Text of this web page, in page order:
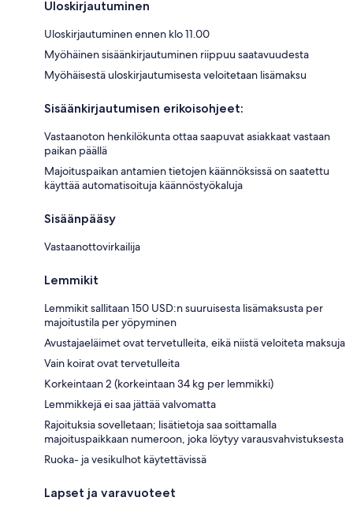
Uloskirjautuminen
Uloskirjautuminen ennen klo 11.00
Myöhäinen sisäänkirjautuminen riippuu saatavuudesta
Myöhäisestä uloskirjautumisesta veloitetaan lisämaksu
Sisäänkirjautumisen erikoisohjeet:
Vastaanoton henkilökunta ottaa saapuvat asiakkaat vastaan
paikan päällä
Majoituspaikan antamien tietojen käännöksissä on saatettu
käyttää automatisoituja käännöstyökaluja
Sisäänpääsy
Vastaanottovirkailija
Lemmikit
Lemmikit sallitaan 150 USD:n suuruisesta lisämaksusta per
majoitustila per yöpyminen
Avustajaeläimet ovat tervetulleita, eikä niistä veloiteta maksuja
Vain koirat ovat tervetulleita
Korkeintaan 2 (korkeintaan 34 kg per lemmikki)
Lemmikkejä ei saa jättää valvomatta
Rajoituksia sovelletaan; lisätietoja saa soittamalla
majoituspaikkaan numeroon, joka löytyy varausvahvistuksesta
Ruoka- ja vesikulhot käytettävissä
Lapset ja varavuoteet